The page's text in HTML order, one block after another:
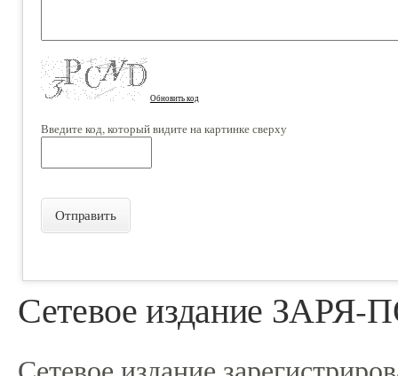
Обновить код
Введите код, который видите на картинке сверху
Отправить
Сетевое издание